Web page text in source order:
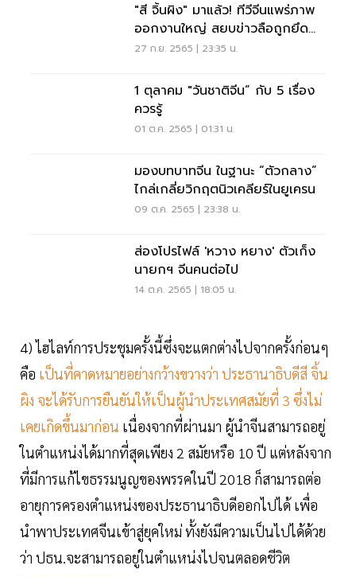
"สี จิ้นผิง" มาแล้ว! ทีวีจีนแพร่ภาพ
ออกงานใหญ่ สยบข่าวลือถูกยึด
อำนาจ
27 ก.ย. 2565 | 23:35 น.
1 ตุลาคม "วันชาติจีน” กับ 5 เรื่อง
ควรรู้
01 ต.ค. 2565 | 01:31 น.
มองบทบาทจีน ในฐานะ “ตัวกลาง”
ไกล่เกลี่ยวิกฤตนิวเคลียร์ในยูเครน
09 ต.ค. 2565 | 23:38 น.
ส่องโปรไฟล์ 'หวาง หยาง' ตัวเก็ง
นายกฯ จีนคนต่อไป
14 ต.ค. 2565 | 18:05 น.
4) ไฮไลท์การประชุมครั้งนี้ซึ่งจะแตกต่างไปจากครั้งก่อนๆ
คือ เป็นที่คาดหมายอย่างกว้างขวางว่า ประธานาธิบดีสี จิ้น
ผิง จะได้รับการยืนยันให้เป็นผู้นำประเทศสมัยที่ 3 ซึ่งไม่
เคยเกิดขึ้นมาก่อน เนื่องจากที่ผ่านมา ผู้นำจีนสามารถอยู่
ในตำแหน่งได้มากที่สุดเพียง 2 สมัยหรือ 10 ปี แต่หลังจาก
ที่มีการแก้ไขธรรมนูญของพรรคในปี 2018 ก็สามารถต่อ
อายุการครองตำแหน่งของประธานาธิบดีออกไปได้ เพื่อ
นำพาประเทศจีนเข้าสู่ยุคใหม่ ทั้งยังมีความเป็นไปได้ด้วย
ว่า ปธน.จะสามารถอยู่ในตำแหน่งไปจนตลอดชีวิต